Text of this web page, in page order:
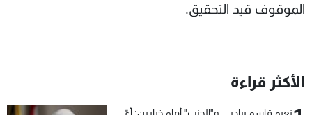
الموقوف قيد التحقيق.
الأكثر قراءة